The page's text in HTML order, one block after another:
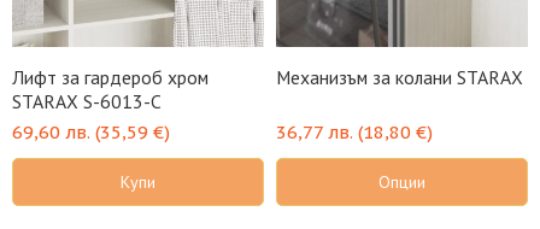
Лифт за гардероб хром
STARAX S-6013-C
69,60 лв. (35,59 €)
Купи
Механизъм за колани STARAX
36,77 лв. (18,80 €)
Опции